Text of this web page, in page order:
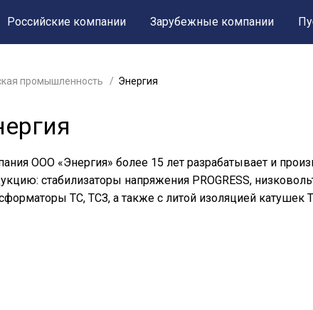
Российские компании Зарубежные компании
промышленность Энергия
ООО «Энергия» более 15 лет разрабатывает и
стабилизаторы напряжения PROGRESS,
ТС, ТСЗ, а также с литой изоляцией катушек